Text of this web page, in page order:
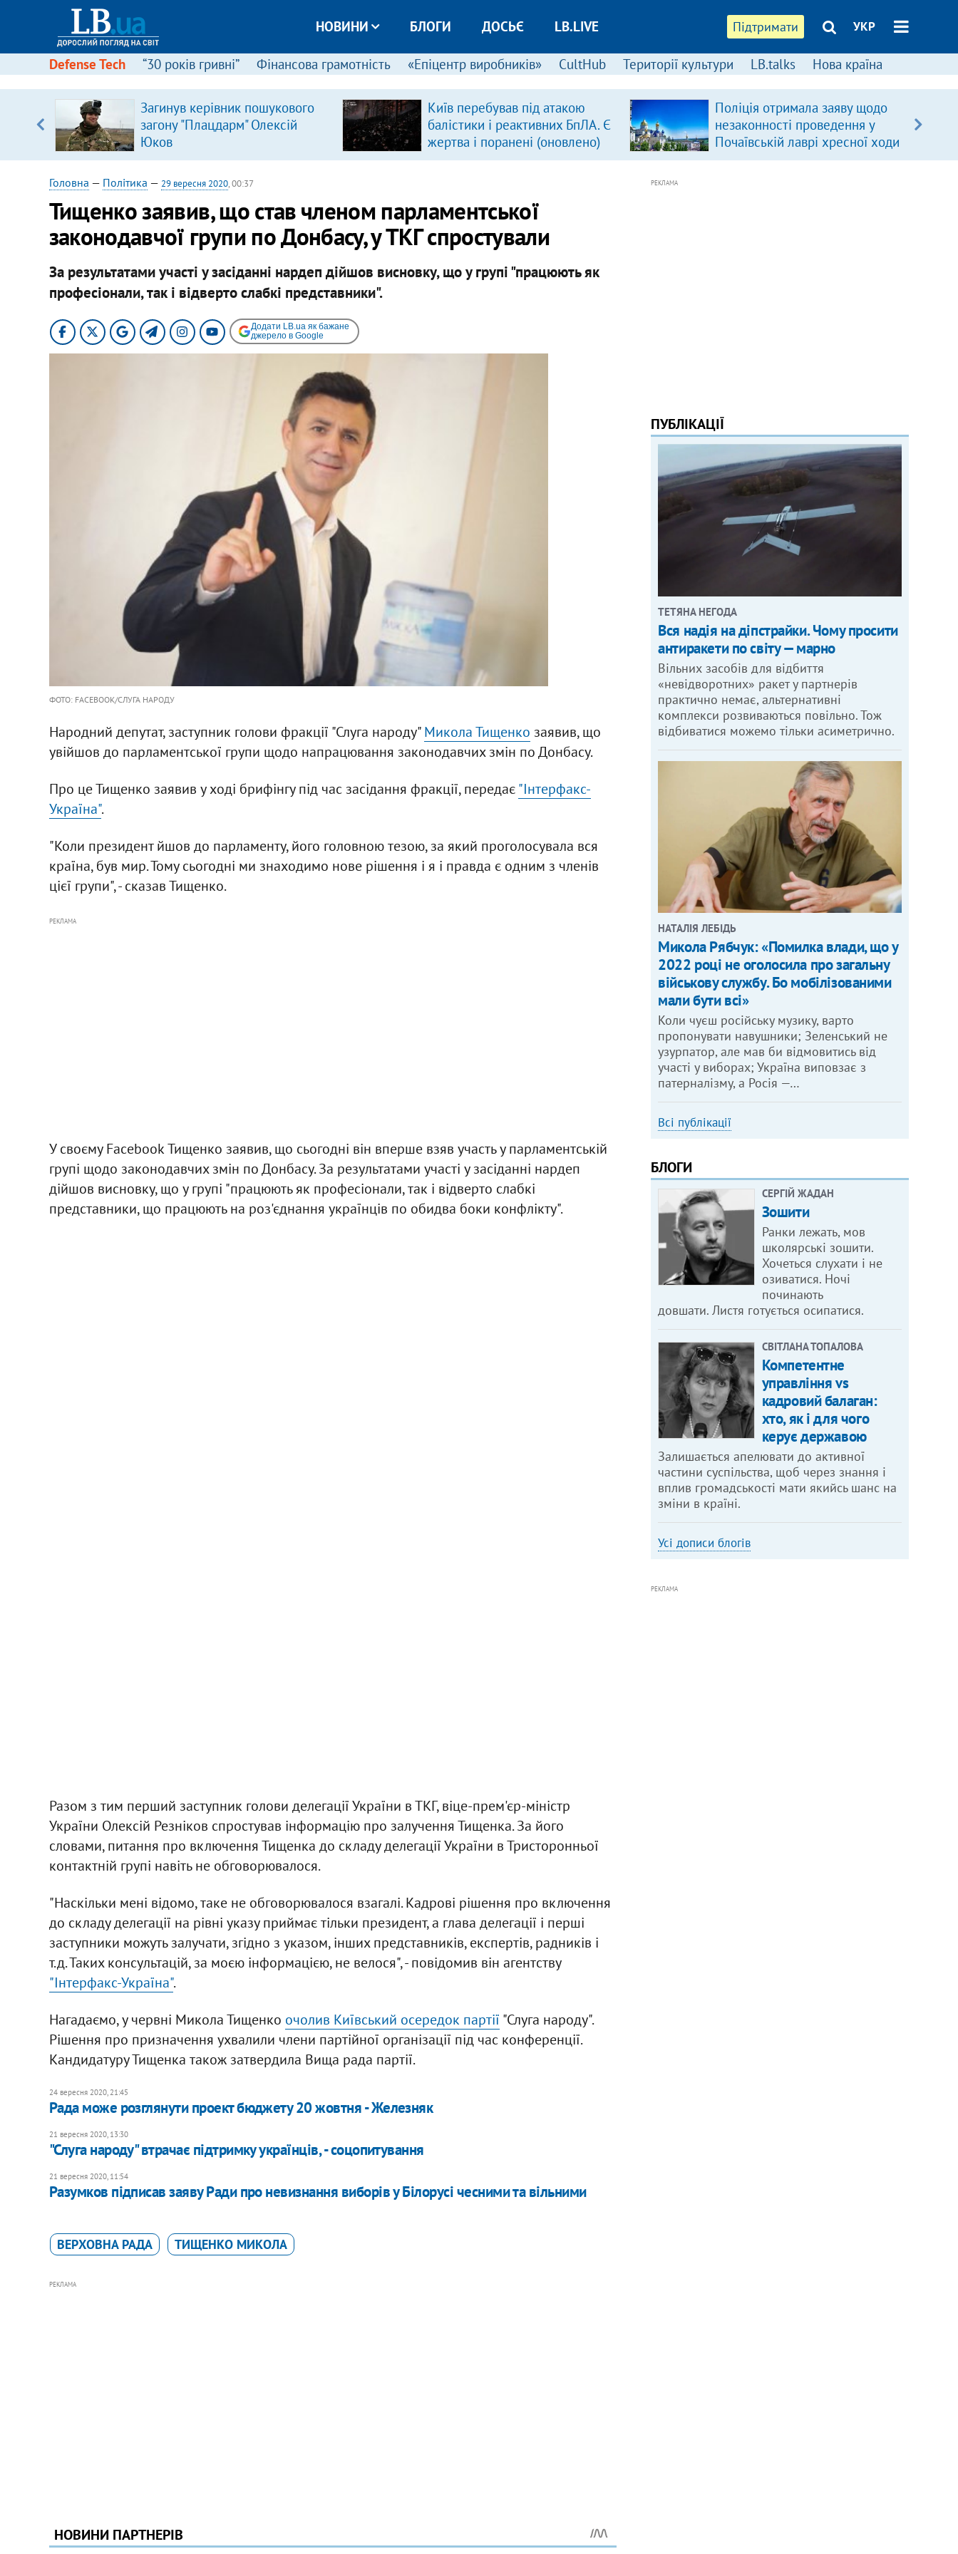
Підтримати УКР
НОВИНИ БЛОГИ ДОСЬЄ LB.LIVE
Defense Tech “30 років гривні” Фінансова грамотність «Епіцентр виробників» CultHub Території культури LB.talks Нова країна
Загинув керівник пошукового
загону "Плацдарм" Олексій
Юков
Київ перебував під атакою
балістики і реактивних БпЛА. Є
жертва і поранені (оновлено)
Поліція отримала заяву щодо
незаконності проведення у
Почаївській лаврі хресної ходи
Головна — Політика — 29 вересня 2020, 00:37
Тищенко заявив, що став членом парламентської
законодавчої групи по Донбасу, у ТКГ спростували
За результатами участі у засіданні нардеп дійшов висновку, що у групі "працюють як
професіонали, так і відверто слабкі представники".
Додати LB.ua як бажане
джерело в Google
ФОТО: FACEBOOK/СЛУГА НАРОДУ
Народний депутат, заступник голови фракції "Слуга народу"Микола Тищенко заявив, що
увійшов до парламентської групи щодо напрацювання законодавчих змін по Донбасу.
Про це Тищенко заявив у ході брифінгу під час засідання фракції, передає"Інтерфакс-
Україна".
"Коли президент йшов до парламенту, його головною тезою, за який проголосувала вся
країна, був мир. Тому сьогодні ми знаходимо нове рішення і я і правда є одним з членів
цієї групи", - сказав Тищенко.
РЕКЛАМА
У своєму Facebook Тищенко заявив, що сьогодні він вперше взяв участь у парламентській
групі щодо законодавчих змін по Донбасу. За результатами участі у засіданні нардеп
дійшов висновку, що у групі "працюють як професіонали, так і відверто слабкі
представники, що працюють на роз'єднання українців по обидва боки конфлікту".
Разом з тим перший заступник голови делегації України в ТКГ, віце-прем'єр-міністр
України Олексій Резніков спростував інформацію про залучення Тищенка. За його
словами, питання про включення Тищенка до складу делегації України в Тристоронньої
контактній групі навіть не обговорювалося.
"Наскільки мені відомо, таке не обговорювалося взагалі. Кадрові рішення про включення
до складу делегації на рівні указу приймає тільки президент, а глава делегації і перші
заступники можуть залучати, згідно з указом, інших представників, експертів, радників і
т.д. Таких консультацій, за моєю інформацією, не велося", - повідомив він агентству
"Інтерфакс-Україна".
Нагадаємо, у червні Микола Тищенко очолив Київський осередок партії "Слуга народу".
Рішення про призначення ухвалили члени партійної організації під час конференції.
Кандидатуру Тищенка також затвердила Вища рада партії.
24 вересня 2020, 21:45
Рада може розглянути проект бюджету 20 жовтня - Железняк
21 вересня 2020, 13:30
"Слуга народу" втрачає підтримку українців, - соцопитування
21 вересня 2020, 11:54
Разумков підписав заяву Ради про невизнання виборів у Білорусі чесними та вільними
ВЕРХОВНА РАДА ТИЩЕНКО МИКОЛА
РЕКЛАМА
РЕКЛАМА
ПУБЛІКАЦІЇ
ТЕТЯНА НЕГОДА
Вся надія на діпстрайки. Чому просити
антиракети по світу — марно
Вільних засобів для відбиття
«невідворотних» ракет у партнерів
практично немає, альтернативні
комплекси розвиваються повільно. Тож
відбиватися можемо тільки асиметрично.
НАТАЛІЯ ЛЕБІДЬ
Микола Рябчук: «Помилка влади, що у
2022 році не оголосила про загальну
військову службу. Бо мобілізованими
мали бути всі»
Коли чуєш російську музику, варто
пропонувати навушники; Зеленський не
узурпатор, але мав би відмовитись від
участі у виборах; Україна виповзає з
патерналізму, а Росія —…
Всі публікації
БЛОГИ
СЕРГІЙ ЖАДАН
Зошити
Ранки лежать, мов
школярські зошити.
Хочеться слухати і не
озиватися. Ночі
починають
довшати. Листя готується осипатися.
СВІТЛАНА ТОПАЛОВА
Компетентне
управління vs
кадровий балаган:
хто, як і для чого
керує державою
Залишається апелювати до активної
частини суспільства, щоб через знання і
вплив громадськості мати якийсь шанс на
зміни в країні.
Усі дописи блогів
РЕКЛАМА